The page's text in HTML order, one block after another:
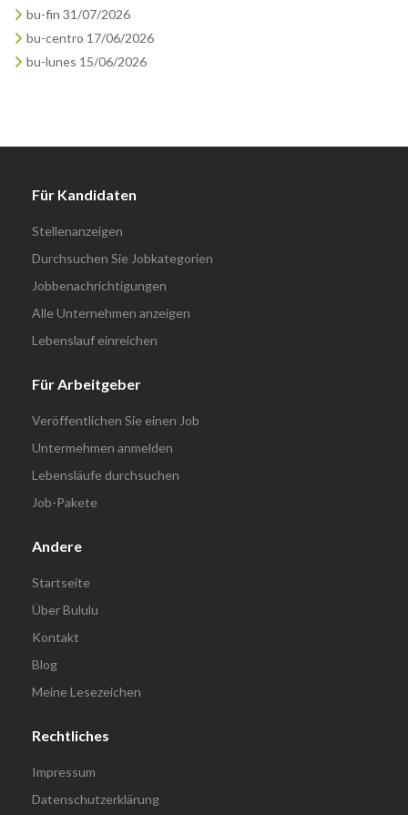
bu-fin 31/07/2026
bu-centro 17/06/2026
bu-lunes 15/06/2026
Für Kandidaten
Stellenanzeigen
Durchsuchen Sie Jobkategorien
Jobbenachrichtigungen
Alle Unternehmen anzeigen
Lebenslauf einreichen
Für Arbeitgeber
Veröffentlichen Sie einen Job
Untermehmen anmelden
Lebensläufe durchsuchen
Job-Pakete
Andere
Startseite
Über Bululu
Kontakt
Blog
Meine Lesezeichen
Rechtliches
Impressum
Datenschutzerklärung